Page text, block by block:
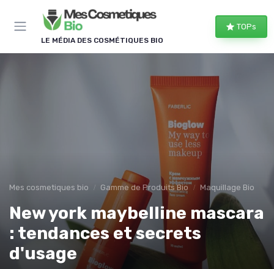
LE MÉDIA DES COSMÉTIQUES BIO
TOPs
Mes cosmetiques bio Gamme de Produits Bio Maquillage Bio
New york maybelline mascara
: tendances et secrets
d'usage
Panneau de gestion des cookies